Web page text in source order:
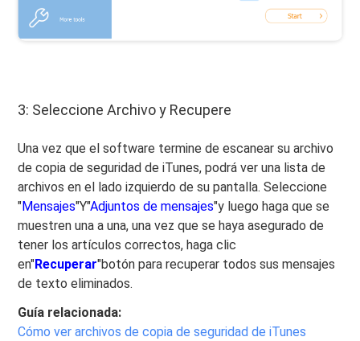
3: Seleccione Archivo y Recupere
Una vez que el software termine de escanear su archivo
de copia de seguridad de iTunes, podrá ver una lista de
archivos en el lado izquierdo de su pantalla. Seleccione
"Mensajes"Y"Adjuntos de mensajes"y luego haga que se
muestren una a una, una vez que se haya asegurado de
tener los artículos correctos, haga clic
en"Recuperar"botón para recuperar todos sus mensajes
de texto eliminados.
Guía relacionada:
Cómo ver archivos de copia de seguridad de iTunes